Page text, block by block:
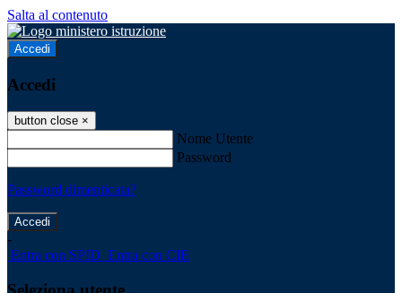
Salta al contenuto
Accedi
Accedi
button close ×
Nome Utente
Password
Password dimenticata?
-
Entra con SPID Entra con CIE